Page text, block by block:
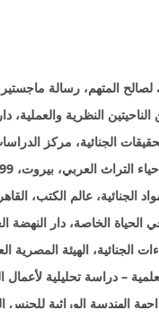
الهندسة الوراثية